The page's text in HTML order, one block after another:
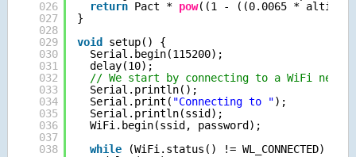
026
027
028
029
030
031
032
033
034
035
036
037
038
return Pact * pow((1 - ((0.0065 *
}
void setup() {
Serial.begin(115200);
delay(10);
// We start by connecting to a WiFi
Serial.println();
Serial.print( "Connecting to ");
Serial.println(ssid);
WiFi.begin(ssid, password);
while
(WiFi.status() != WL_CONNECTED) {